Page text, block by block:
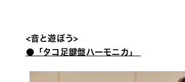
<音と遊ぼう>
●「タコ足鍵盤ハーモニカ」